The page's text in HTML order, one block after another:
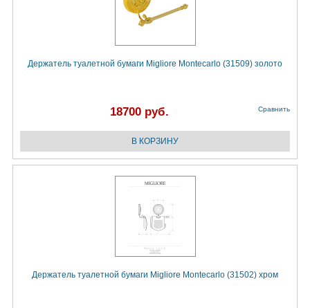
Держатель туалетной бумаги Migliore Montecarlo (31509) золото
18700 руб. Сравнить
Держатель туалетной бумаги Migliore Montecarlo (31502) хром